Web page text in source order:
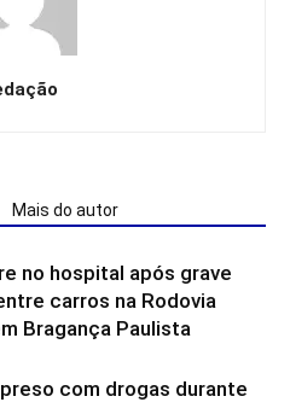
Mais do autor
no hospital após grave
carros na Rodovia
Bragança Paulista
com drogas durante